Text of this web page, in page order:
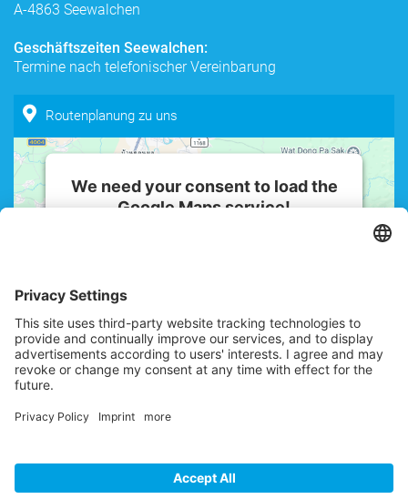
A-4863 Seewalchen
Geschäftszeiten Seewalchen:
Termine nach telefonischer Vereinbarung
Routenplanung zu uns
We need your consent to load the
Google Maps service!
details and accept the service to see
this map.
powered byUsercentrics Consent
Management Platform